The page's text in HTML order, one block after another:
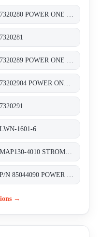
7320281
7320291
LWN-1601-6
→